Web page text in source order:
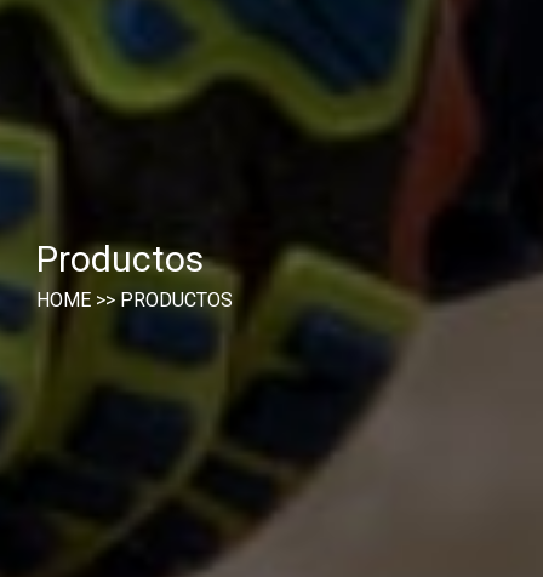
Productos
HOME >>PRODUCTOS